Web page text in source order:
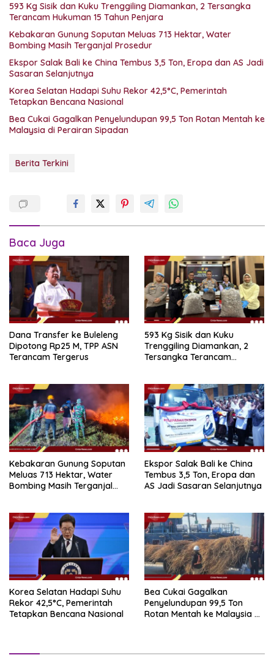
593 Kg Sisik dan Kuku Trenggiling Diamankan, 2 Tersangka
Terancam Hukuman 15 Tahun Penjara
Kebakaran Gunung Soputan Meluas 713 Hektar, Water
Bombing Masih Terganjal Prosedur
Ekspor Salak Bali ke China Tembus 3,5 Ton, Eropa dan AS Jadi
Sasaran Selanjutnya
Korea Selatan Hadapi Suhu Rekor 42,5°C, Pemerintah
Tetapkan Bencana Nasional
Bea Cukai Gagalkan Penyelundupan 99,5 Ton Rotan Mentah ke
Malaysia di Perairan Sipadan
Berita Terkini
Baca Juga
Dana Transfer ke Buleleng
Dipotong Rp25 M, TPP ASN
Terancam Tergerus
593 Kg Sisik dan Kuku
Trenggiling Diamankan, 2
Tersangka Terancam
Kebakaran Gunung Soputan
Meluas 713 Hektar, Water
Bombing Masih Terganjal
Ekspor Salak Bali ke China
Tembus 3,5 Ton, Eropa dan
AS Jadi Sasaran Selanjutnya
Korea Selatan Hadapi Suhu
Rekor 42,5°C, Pemerintah
Tetapkan Bencana Nasional
Bea Cukai Gagalkan
Penyelundupan 99,5 Ton
Rotan Mentah ke Malaysia di